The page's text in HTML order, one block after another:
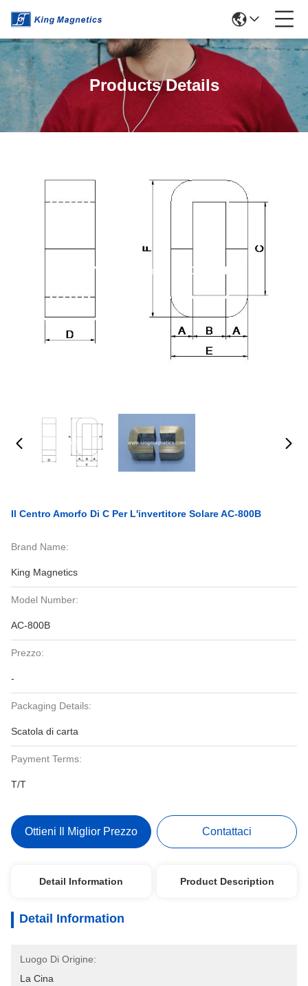
Products Details
Il Centro Amorfo Di C Per L'invertitore Solare AC-800B
Brand Name:
King Magnetics
Model Number:
AC-800B
Prezzo:
-
Packaging Details:
Scatola di carta
Payment Terms:
T/T
Ottieni Il Miglior Prezzo Contattaci
Detail Information Product Description
Detail Information
Luogo Di Origine:
La Cina